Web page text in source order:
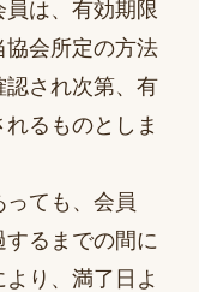
は、有効期限
会所定の方法
認され次第、有
るものとしま
っても、会員
るまでの間に
り、満了日よ